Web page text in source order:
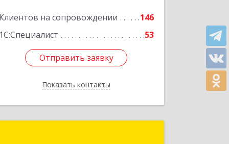
Клиентов на сопровождении
146
1С:Специалист
53
Отправить заявку
Показать контакты
Отправить заявку
Назад